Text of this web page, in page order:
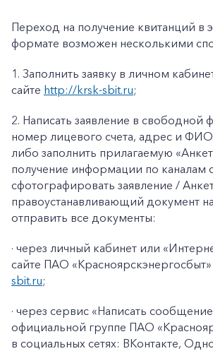
Переход на получение квитанций в
формате возможен несколькими
1. Заполнить заявку в личном
сайте http://krsk-sbit.ru;
2. Написать заявление в свободной
номер лицевого счета, адрес и ФИО
либо заполнить прилагаемую «
получение информации по каналам
сфотографировать заявление /
правоустанавливающий документ
отправить все документы:
· через личный кабинет или
сайте ПАО «Красноярскэнергосбыт»
sbit.ru;
· через сервис «Написать
официальной группе ПАО
в социальных сетях: ВКонтакте,